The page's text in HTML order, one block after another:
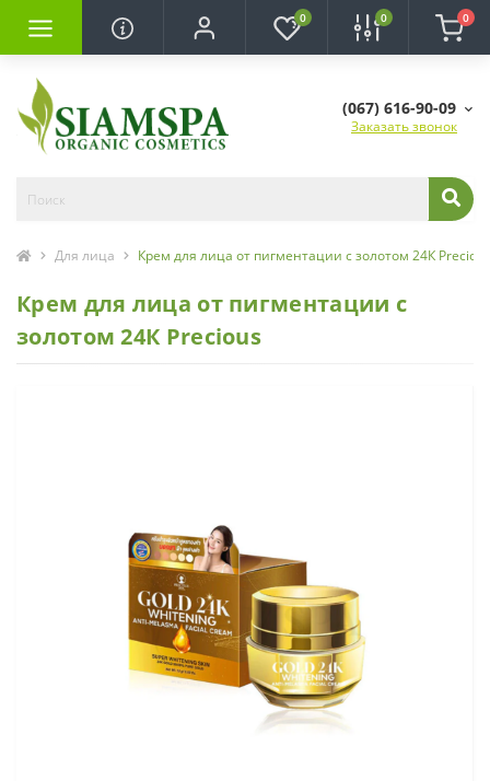
0 0 0
(067) 616-90-09
Заказать звонок
Для лица Крем для лица от пигментации с золотом 24К Precious
Крем для лица от пигментации с
золотом 24К Precious